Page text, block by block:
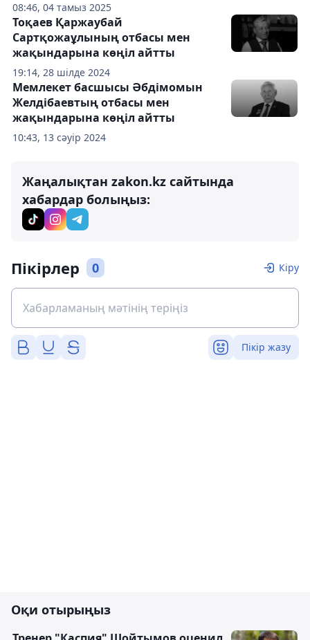
08:46, 04 тамыз 2025
19:14, 28 шілде 2024
Тоқаев Қаржаубай
Сартқожаұлының отбасы мен
жақындарына көңіл айтты
10:43, 13 сәуір 2024
Мемлекет басшысы Әбдімомын
Желдібаевтың отбасы мен
жақындарына көңіл айтты
Жаңалықтан zakon.kz сайтында
хабардар болыңыз:
Пікірлер 0 Кіру
Пікір жазу
Оқи отырыңыз